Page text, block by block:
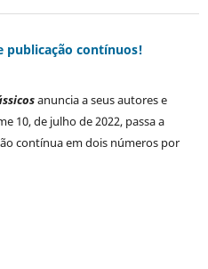
publicação contínuos!
anuncia a seus autores e
10, de julho de 2022, passa a
contínua em dois números por